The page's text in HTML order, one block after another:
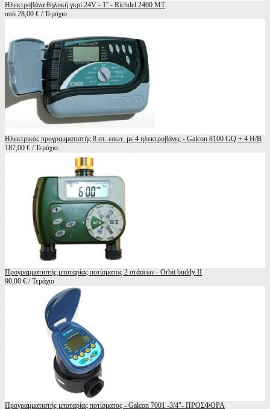
Ηλεκτροβάνα θηλυκή γκρί 24V - 1'' - Richdel 2400 MT
από 28,00 € / Τεμάχιο
Ηλεκτρικός προγραμματιστής 8 στ. εσωτ. με 4 ηλεκτροβάνες - Galcon 8100 GQ + 4 H/B
187,00 € / Τεμάχιο
Προγραμματιστής μπαταρίας ποτίσματος 2 στάσεων - Orbit buddy II
90,00 € / Τεμάχιο
Προγραμματιστής μπαταρίας ποτίσματος - Galcon 7001 -3/4"- ΠΡΟΣΦΟΡΑ